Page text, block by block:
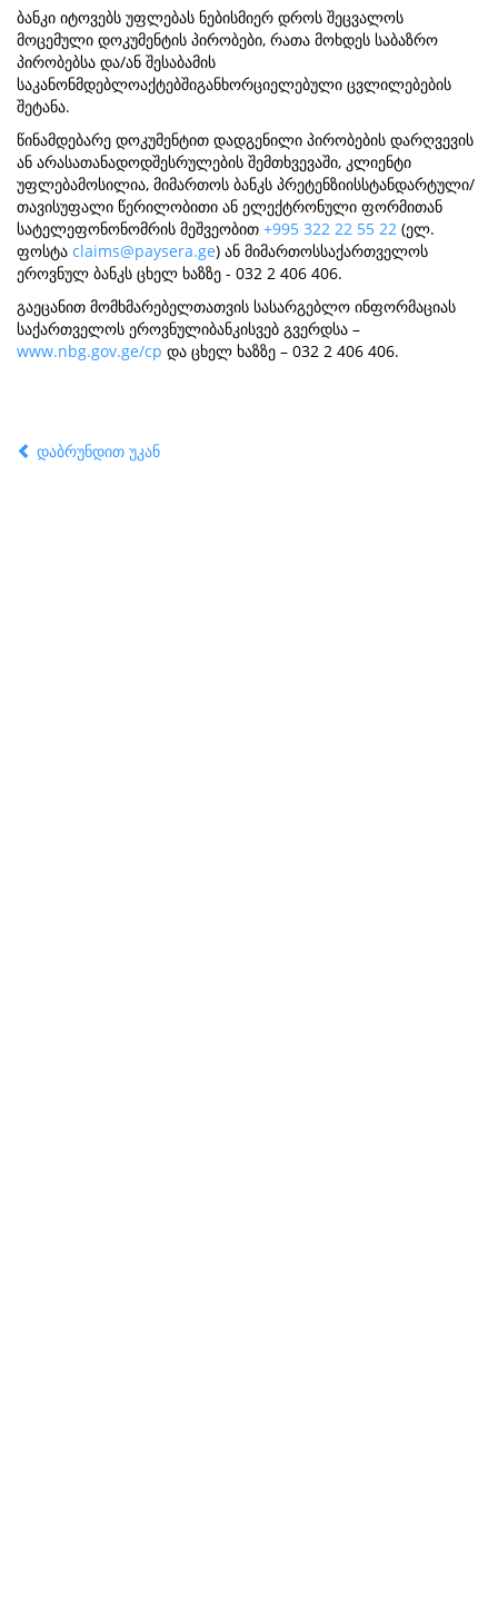
ბანკი იტოვებს უფლებას ნებისმიერ დროს შეცვალოს
მოცემული დოკუმენტის პირობები, რათა მოხდეს საბაზრო
პირობებსა და/ან შესაბამის
საკანონმდებლოაქტებშიგანხორციელებული ცვლილებების
შეტანა.
წინამდებარე დოკუმენტით დადგენილი პირობების დარღვევის
ან არასათანადოდშესრულების შემთხვევაში, კლიენტი
უფლებამოსილია, მიმართოს ბანკს პრეტენზიისსტანდარტული/
თავისუფალი წერილობითი ან ელექტრონული ფორმითან
სატელეფონონომრის მეშვეობით +995 322 22 55 22 (ელ.
ფოსტა claims@paysera.ge) ან მიმართოსსაქართველოს
ეროვნულ ბანკს ცხელ ხაზზე - 032 2 406 406.
გაეცანით მომხმარებელთათვის სასარგებლო ინფორმაციას
საქართველოს ეროვნულიბანკისვებ გვერდსა –
www.nbg.gov.ge/cp და ცხელ ხაზზე – 032 2 406 406.
დაბრუნდით უკან